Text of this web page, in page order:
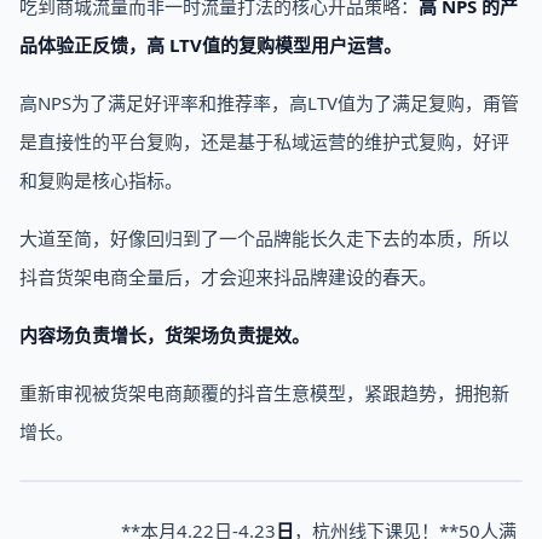
吃到商城流量而非一时流量打法的核心开品策略： 高 NPS 的产
品体验正反馈，高 LTV值的复购模型用户运营。
高NPS为了满足好评率和推荐率，高LTV值为了满足复购，甭管
是直接性的平台复购，还是基于私域运营的维护式复购，好评
和复购是核心指标。‍‍‍‍‍‍‍‍‍‍‍‍‍‍‍‍‍‍‍‍‍‍‍‍‍‍‍‍‍‍‍‍‍‍‍‍‍‍
大道至简，好像回归到了一个品牌能长久走下去的本质，所以
抖音货架电商全量后，才会迎来抖品牌建设的春天。
内容场负责增长，货架场负责提效。
重新审视被货架电商颠覆的抖音生意模型，紧跟趋势，拥抱新
增长。
**本月4.22日-4.23日 ，杭州线下课见！**50人满